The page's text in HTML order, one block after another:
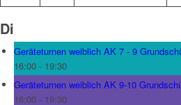
Di
Geräteturnen weiblich AK 7 - 9
16:00- 19:30
Geräteturnen weiblich AK 9-10
16:00- 19:30